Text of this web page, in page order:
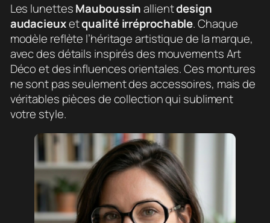
Les lunettesMauboussinallientdesign
audacieuxetqualité irréprochable. Chaque
modèle reflète l’héritage artistique de la marque,
avec des détails inspirés des mouvements Art
Déco et des influences orientales. Ces montures
ne sont pas seulement des accessoires, mais de
véritables pièces de collection qui subliment
votre style.